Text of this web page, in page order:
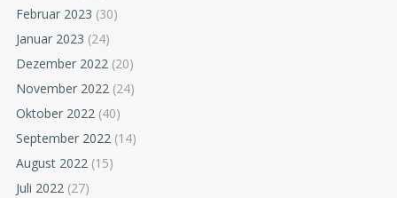
Februar 2023 (30)
Januar 2023 (24)
Dezember 2022 (20)
November 2022 (24)
Oktober 2022 (40)
September 2022 (14)
August 2022 (15)
Juli 2022 (27)